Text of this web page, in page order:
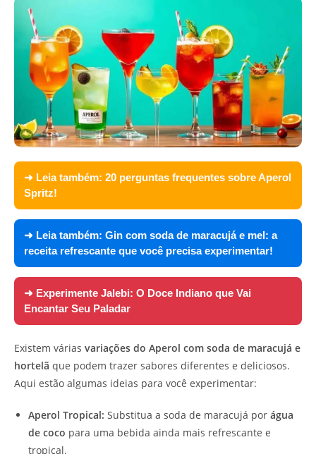
➜ Leia também: 20 perguntas frequentes sobre Aperol
Spritz!
➜ Leia também: Gin com soda de maracujá e mel: a
receita refrescante que você precisa experimentar!
➜ Experimente Jalebi: O Doce Indiano que Vai
Encantar Seu Paladar
Existem várias variações do Aperol com soda de maracujá e
hortelã que podem trazer sabores diferentes e deliciosos.
Aqui estão algumas ideias para você experimentar:
Aperol Tropical: Substitua a soda de maracujá por água
de coco para uma bebida ainda mais refrescante e
tropical.